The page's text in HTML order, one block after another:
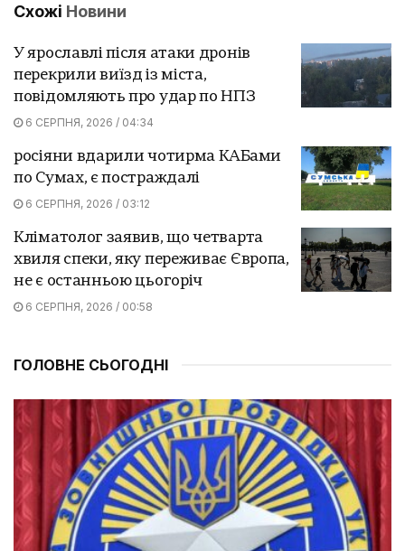
Схожі Новини
У ярославлі після атаки дронів
перекрили виїзд із міста,
повідомляють про удар по НПЗ
6 СЕРПНЯ, 2026 / 04:34
росіяни вдарили чотирма КАБами
по Сумах, є постраждалі
6 СЕРПНЯ, 2026 / 03:12
Кліматолог заявив, що четварта
хвиля спеки, яку переживає Європа,
не є останньою цьогоріч
6 СЕРПНЯ, 2026 / 00:58
ГОЛОВНЕ СЬОГОДНІ